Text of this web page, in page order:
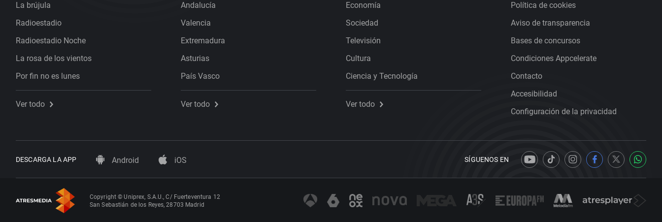
La brújula
Radioestadio
Radioestadio Noche
La rosa de los vientos
Por fin no es lunes
Ver todo
Andalucía
Valencia
Extremadura
Asturias
País Vasco
Ver todo
Economía
Sociedad
Televisión
Cultura
Ciencia y Tecnología
Ver todo
Política de cookies
Aviso de transparencia
Bases de concursos
Condiciones Appcelerate
Contacto
Accesibilidad
Configuración de la privacidad
DESCARGA LA APP Android iOS SÍGUENOS EN
Copyright © Uniprex, S.A.U., C/ Fuerteventura 12
San Sebastián de los Reyes, 28703 Madrid